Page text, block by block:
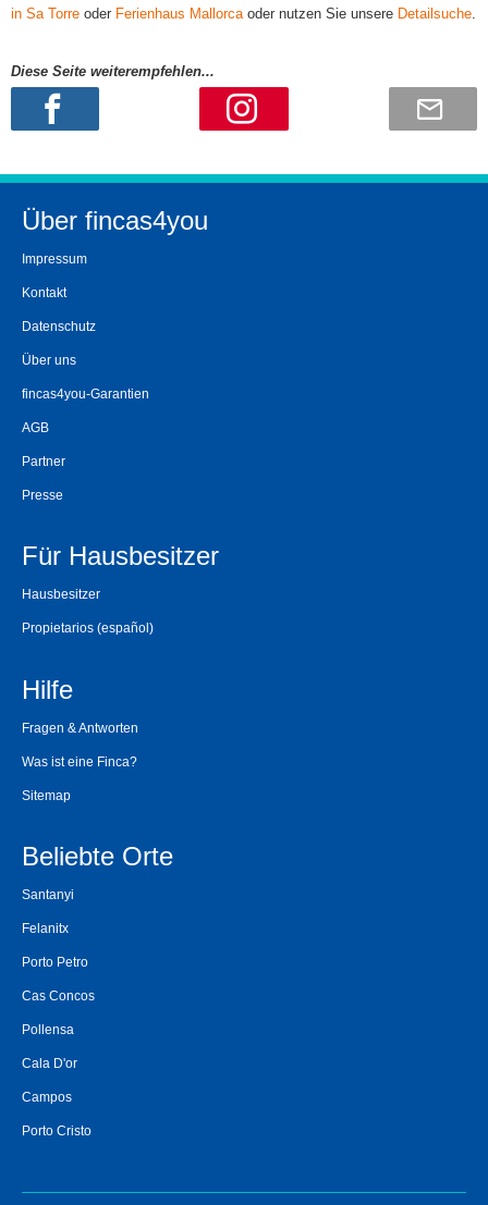
in Sa Torre oder Ferienhaus Mallorcaoder nutzen Sie unsere Detailsuche.
Diese Seite weiterempfehlen...
Über fincas4you
Impressum
Kontakt
Datenschutz
Über uns
fincas4you-Garantien
AGB
Partner
Presse
Für Hausbesitzer
Hausbesitzer
Propietarios (español)
Hilfe
Fragen & Antworten
Was ist eine Finca?
Sitemap
Beliebte Orte
Santanyi
Felanitx
Porto Petro
Cas Concos
Pollensa
Cala D'or
Campos
Porto Cristo